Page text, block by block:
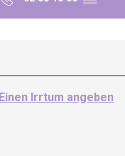
Einen Irrtum angeben